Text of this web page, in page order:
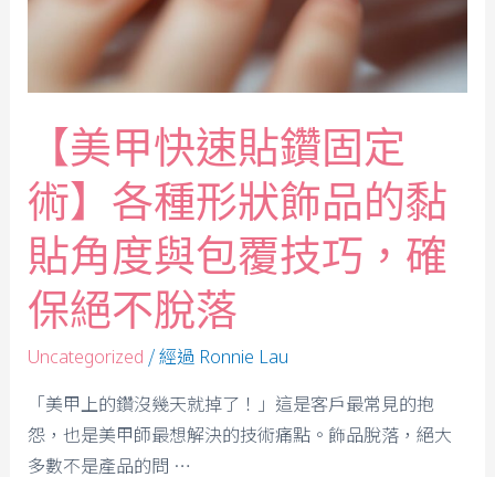
【美甲快速貼鑽固定
術】各種形狀飾品的黏
貼角度與包覆技巧，確
保絕不脫落
Uncategorized / 經過 Ronnie Lau
「美甲上的鑽沒幾天就掉了！」這是客戶最常見的抱
怨，也是美甲師最想解決的技術痛點。飾品脫落，絕大
多數不是產品的問 …